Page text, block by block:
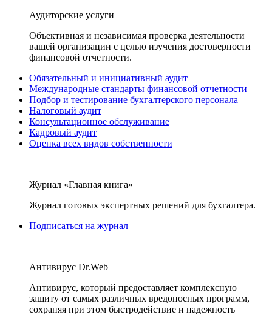
Аудиторские услуги
Объективная и независимая проверка деятельности
вашей организации с целью изучения достоверности
финансовой отчетности.
Обязательный и инициативный аудит
Международные стандарты финансовой отчетности
Подбор и тестирование бухгалтерского персонала
Налоговый аудит
Консультационное обслуживание
Кадровый аудит
Оценка всех видов собственности
Журнал «Главная книга»
Журнал готовых экспертных решений для бухгалтера.
Подписаться на журнал
Антивирус Dr.Web
Антивирус, который предоставляет комплексную
защиту от самых различных вредоносных программ,
сохраняя при этом быстродействие и надежность